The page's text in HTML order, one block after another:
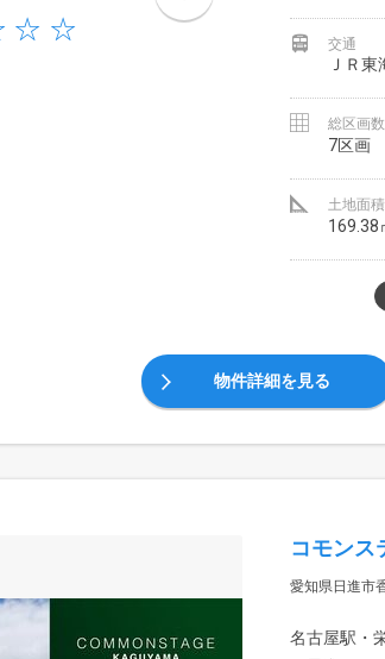
交通
ＪＲ
総区画数
7区画
土地面積
169.38
物件詳細を見る
コモンス
愛知県日進市
名古屋駅・